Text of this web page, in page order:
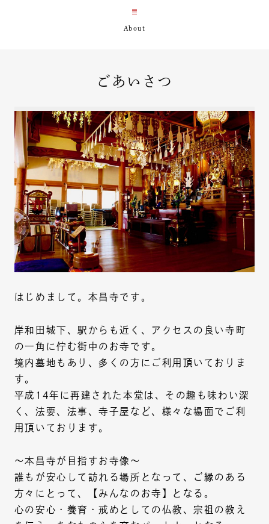
ごあいさつ
はじめまして。本昌寺です。
岸和田城下、駅からも近く、アクセスの良い寺町
の一角に佇む街中のお寺です。
境内墓地もあり、多くの方にご利用頂いておりま
す。
平成14年に再建された本堂は、その趣も味わい深
く、法要、法事、寺子屋など、様々な場面でご利
用頂いております。
〜本昌寺が目指すお寺像〜
誰もが安心して訪れる場所となって、ご縁のある
方々にとって、【みんなのお寺】となる。
心の安心・養育・戒めとしての仏教、宗祖の教え